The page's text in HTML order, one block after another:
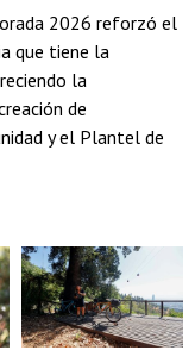
2026 reforzó el
que tiene la
la
de
y el Plantel de
Zoom